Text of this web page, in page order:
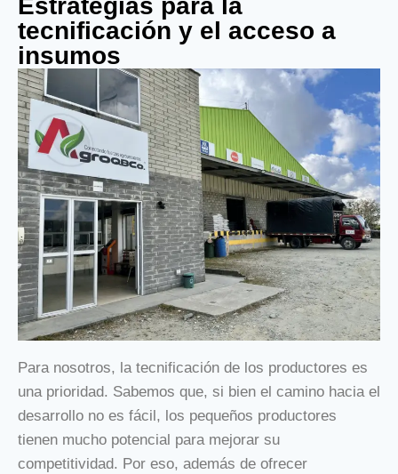
Estrategias para la
tecnificación y el acceso a
insumos
Para nosotros, la tecnificación de los productores es
una prioridad. Sabemos que, si bien el camino hacia el
desarrollo no es fácil, los pequeños productores
tienen mucho potencial para mejorar su
competitividad. Por eso, además de ofrecer